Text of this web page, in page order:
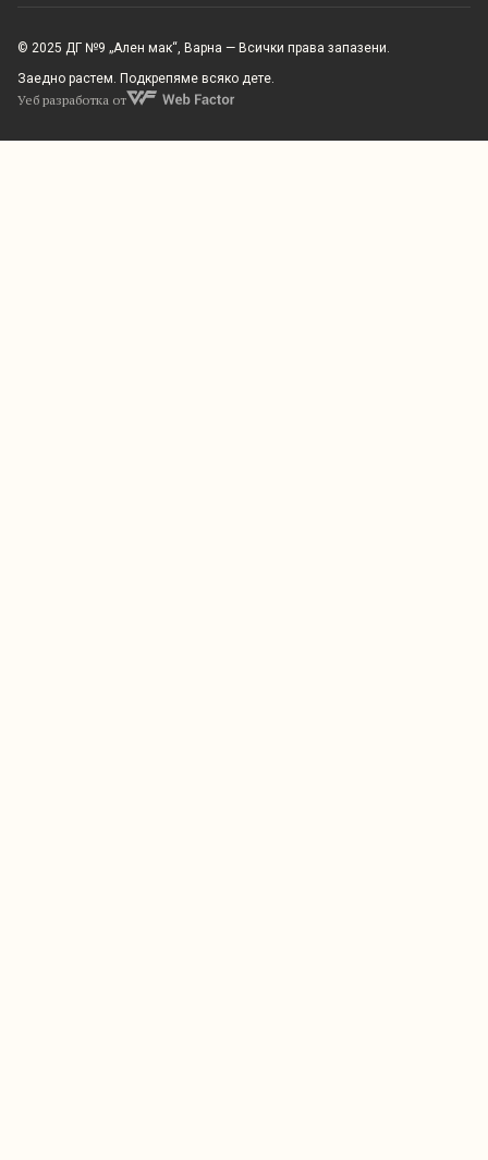
© 2025 ДГ №9 „Ален мак“, Варна — Всички права запазени.
Заедно растем. Подкрепяме всяко дете.
Уеб разработка от